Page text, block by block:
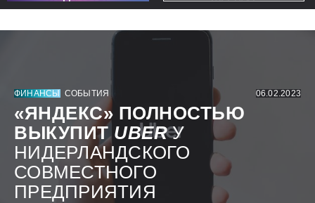
ФИНАНСЫ СОБЫТИЯ 06.02.2023
«ЯНДЕКС» ПОЛНОСТЬЮ
ВЫКУПИТUBERУ
НИДЕРЛАНДСКОГО
СОВМЕСТНОГО
ПРЕДПРИЯТИЯ